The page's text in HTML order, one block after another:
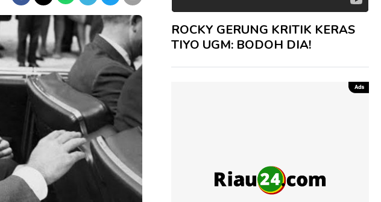
ROCKY GERUNG KRITIK KERAS
TIYO UGM: BODOH DIA!